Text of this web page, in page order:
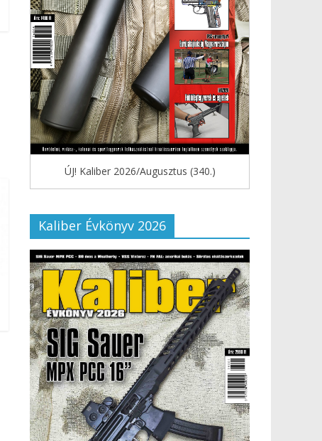
ÚJ! Kaliber 2026/Augusztus (340.)
Kaliber Évkönyv 2026